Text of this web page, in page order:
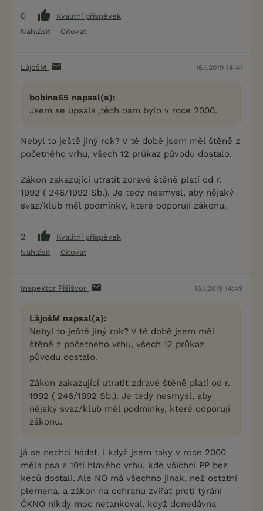
0
Kvalitní příspěvek
Nahlásit
Citovat
LájošM 16.1.2019 14:41
bobina65 napsal(a):
Jsem se upsala ,těch osm bylo v roce 2000.
Nebyl to ještě jiný rok? V té době jsem měl štěně z
početného vrhu, všech 12 průkaz původu dostalo.
Zákon zakazující utratit zdravé štěně platí od r.
1992 ( 246/1992 Sb.). Je tedy nesmysl, aby nějaký
svaz/klub měl podmínky, které odporují zákonu.
2
Kvalitní příspěvek
Nahlásit
Citovat
Inspektor Pišišvor 16.1.2019 14:49
LájošM napsal(a):
Nebyl to ještě jiný rok? V té době jsem měl
štěně z početného vrhu, všech 12 průkaz
původu dostalo.
Zákon zakazující utratit zdravé štěně platí od r.
1992 ( 246/1992 Sb.). Je tedy nesmysl, aby
nějaký svaz/klub měl podmínky, které odporují
zákonu.
já se nechci hádat, i když jsem taky v roce 2000
měla psa z 10ti hlavého vrhu, kde všichni PP bez
keců dostali. Ale NO má všechno jinak, než ostatní
plemena, a zákon na ochranu zvířat proti týrání
ČKNO nikdy moc netankoval, když donedávna